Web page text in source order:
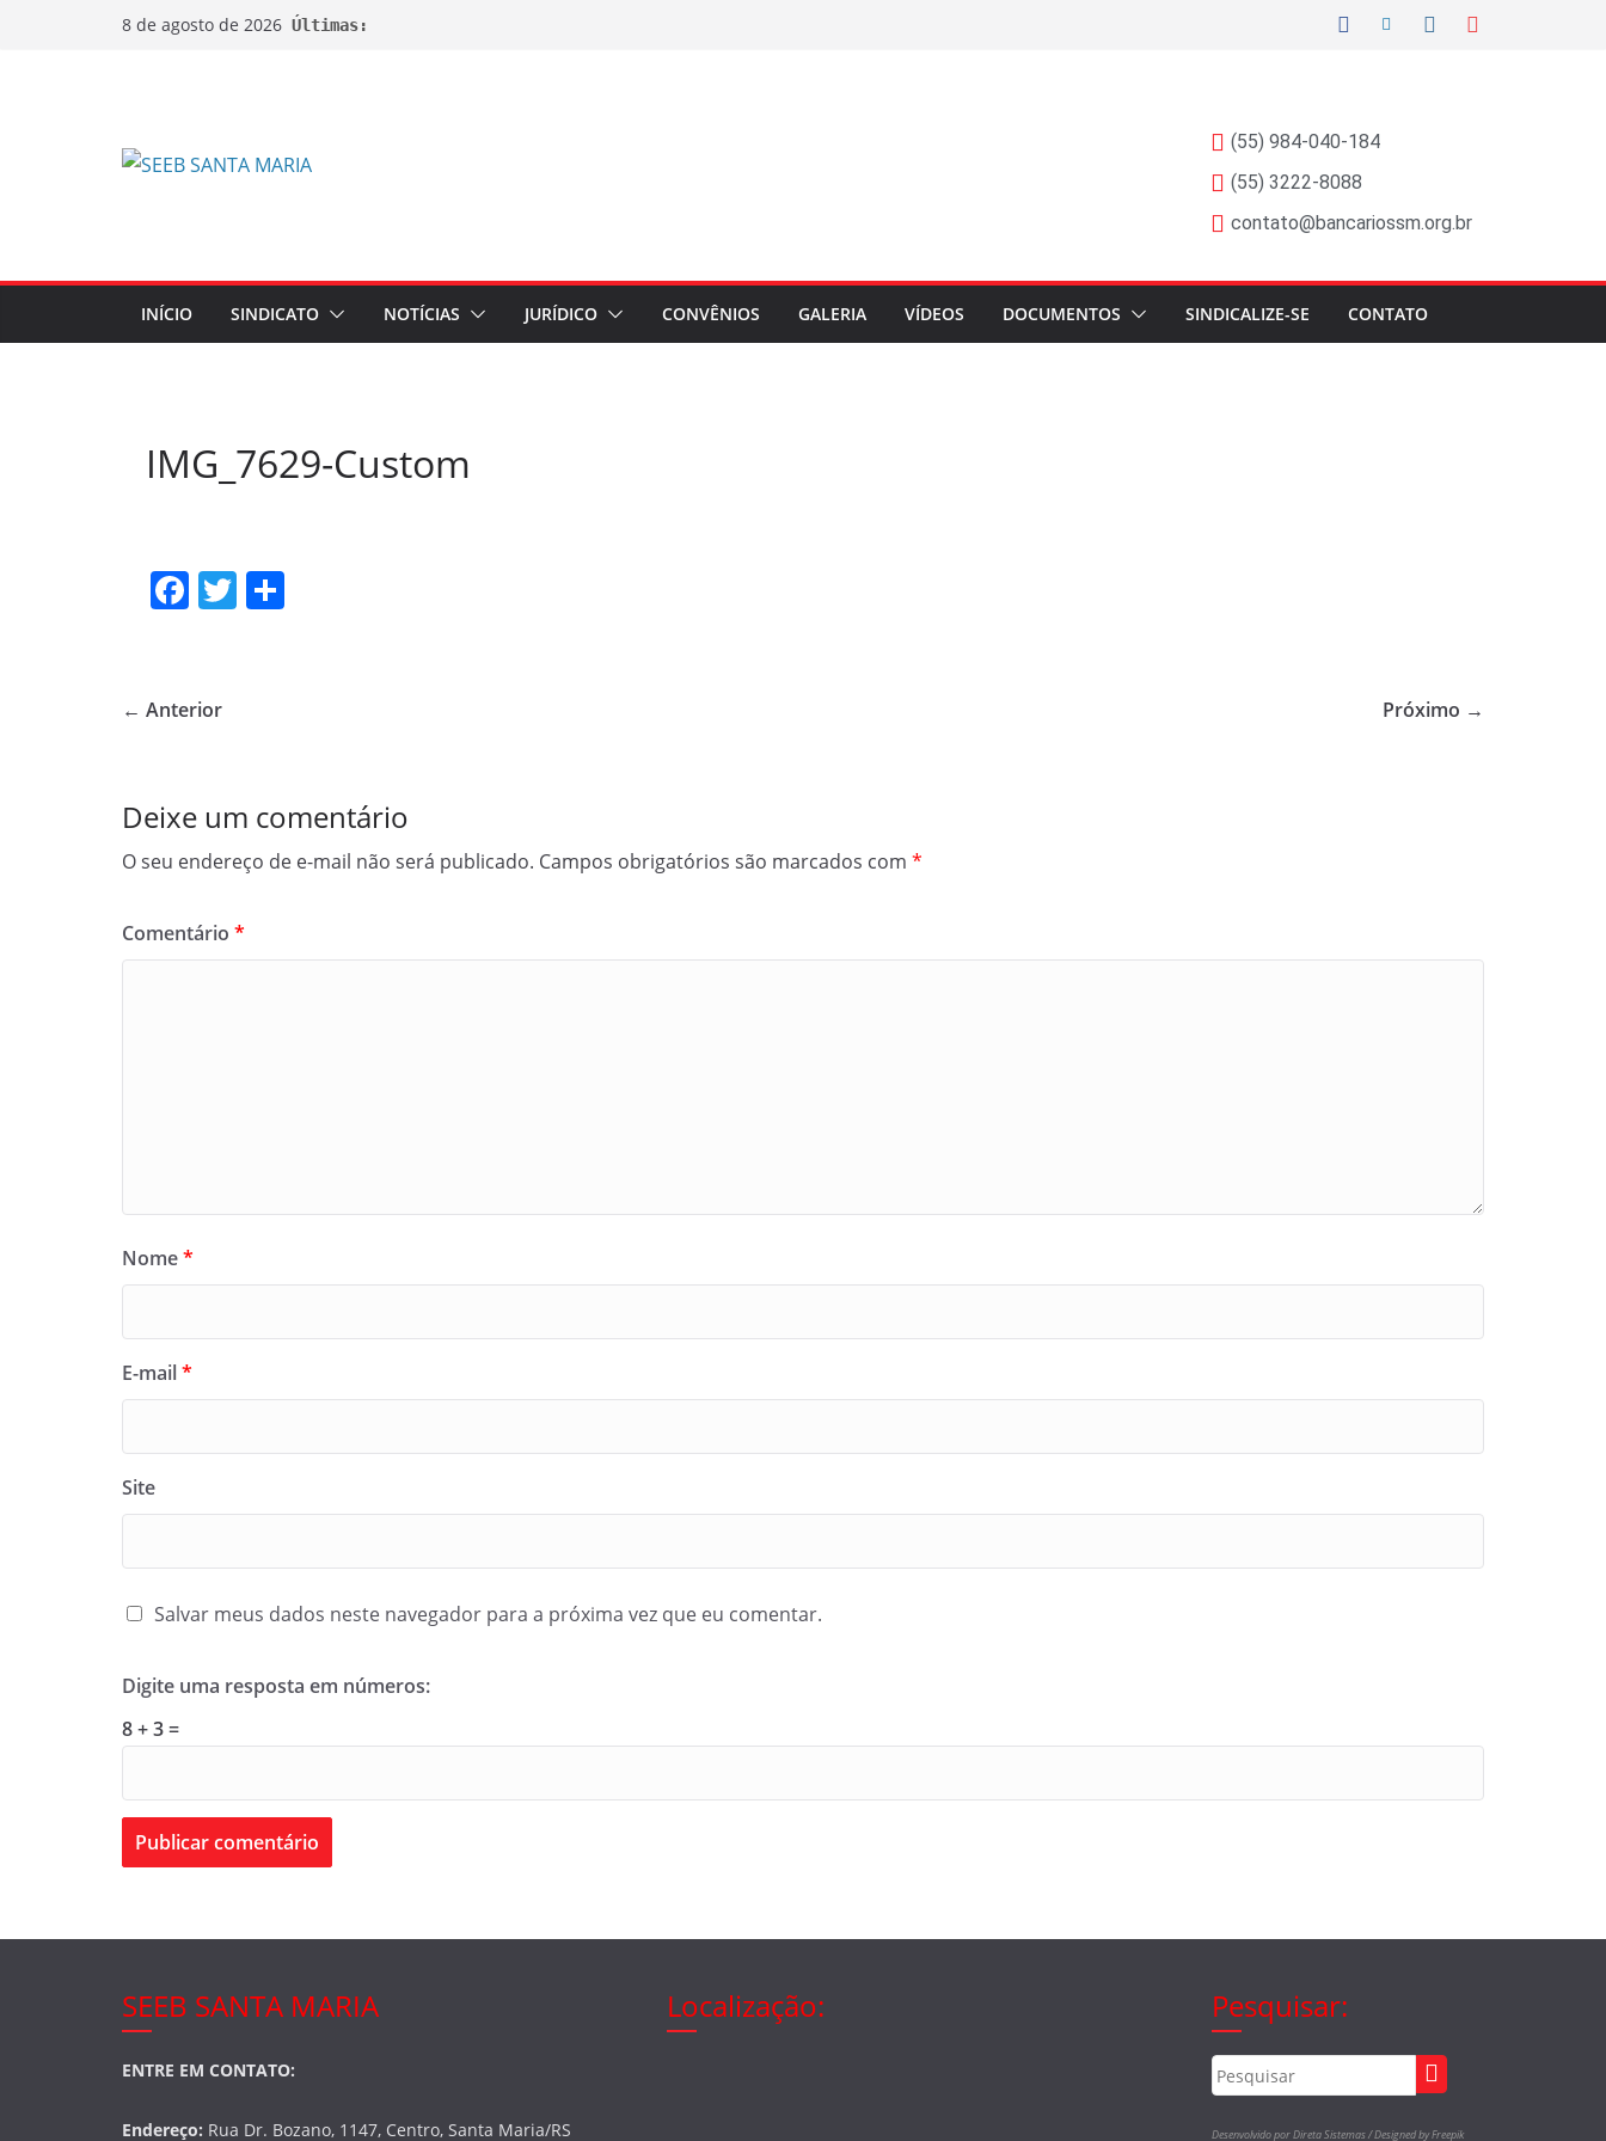
8 de agosto de 2026 Últimas:
(55) 984-040-184
(55) 3222-8088
contato@bancariossm.org.br
INÍCIO SINDICATO NOTÍCIAS JURÍDICO CONVÊNIOS GALERIA VÍDEOS DOCUMENTOS SINDICALIZE-SE CONTATO
IMG_7629-Custom
F
e
o
k
T
← Anterior Próximo →
Deixe um comentário
O seu endereço de e-mail não será publicado. Campos obrigatórios são marcados com *
Comentário *
Nome*
E-mail*
Site
Salvar meus dados neste navegador para a próxima vez que eu comentar.
Digite uma resposta em números:
8 + 3 =
SEEB SANTA MARIA
ENTRE EM CONTATO:
Endereço: Rua Dr. Bozano, 1147, Centro, Santa Maria/RS
Localização: Pesquisar:
Desenvolvido por Direta Sistemas /Designed by Freepik